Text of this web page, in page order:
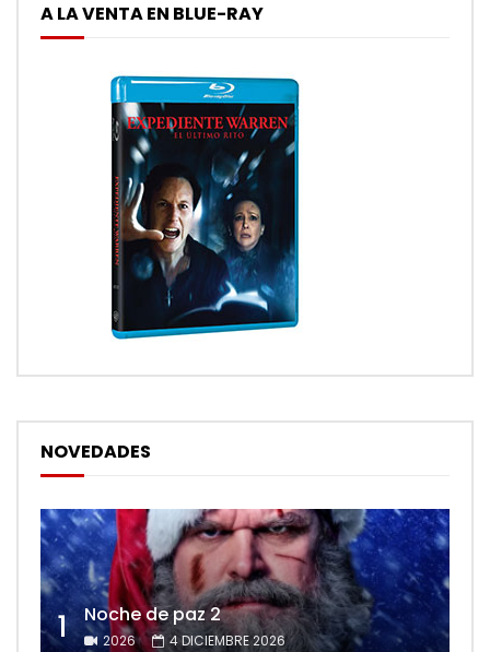
A LA VENTA EN BLUE-RAY
NOVEDADES
1 Noche de paz 2
2026 4 DICIEMBRE 2026